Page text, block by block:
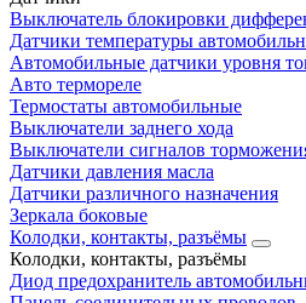
Выключатель блокировки
Датчики температуры
Автомобильные датчики уровня
Авто термореле
Термостаты автомобильные
Выключатели заднего хода
Выключатели сигналов
Датчики давления масла
Датчики различного назначения
Зеркала боковые
Колодки, контакты, разъёмы
Колодки, контакты, разъёмы
Диод предохранитель